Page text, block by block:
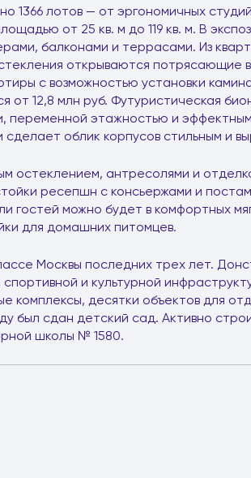
1366 лотов — от эргономичных
от 25 кв. м до 119 кв. м. В
балконами и террасами. Из
открываются потрясающие
с возможностью установки
12,8 млн руб. Футуристическая
переменной этажностью и
облик корпусов стильным и
остеклением, антресолями и
ресепшн с консьержами и
гостей можно будет в комфортных
для домашних питомцев.
Москвы последних трех лет.
и культурной
комплексы, десятки объектов для
был сдан детский сад. Активно
школы № 1580.